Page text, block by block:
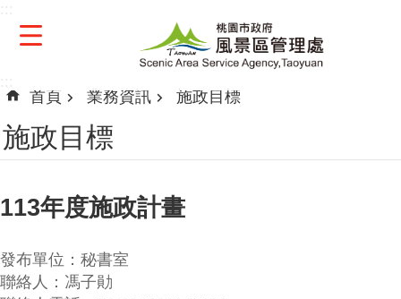
首頁 業務資訊 施政目標
施政目標
113年度施政計畫
發布單位：秘書室
聯絡人：馮子勛